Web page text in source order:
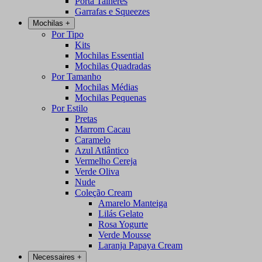
Garrafas e Squeezes
Mochilas +
Por Tipo
Kits
Mochilas Essential
Mochilas Quadradas
Por Tamanho
Mochilas Médias
Mochilas Pequenas
Por Estilo
Pretas
Marrom Cacau
Caramelo
Azul Atlântico
Vermelho Cereja
Verde Oliva
Nude
Coleção Cream
Amarelo Manteiga
Lilás Gelato
Rosa Yogurte
Verde Mousse
Laranja Papaya Cream
Necessaires +